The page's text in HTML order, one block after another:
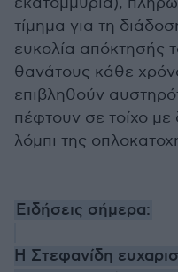
τίμημα για τη
ευκολία απόκτησής
θανάτους κάθε
επιβληθούν
πέφτουν σε τοίχο με
λόμπι της
Ειδήσεις σήμερα:
Η Στεφανίδη